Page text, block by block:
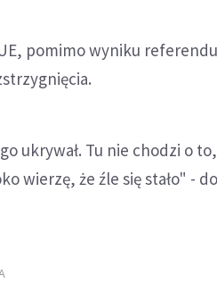
pomimo wyniku
ukrywał. Tu nie chodzi o
wierzę, że źle się stało" -